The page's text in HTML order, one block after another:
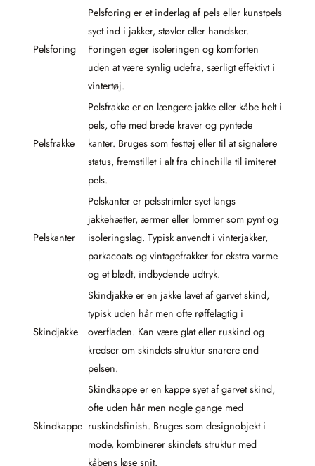
Pelsforing
Pelsforing er et inderlag af pels eller kunstpels
syet ind i jakker, støvler eller handsker.
Foringen øger isoleringen og komforten
uden at være synlig udefra, særligt effektivt i
vintertøj.
Pelsfrakke
Pelsfrakke er en længere jakke eller kåbe helt i
pels, ofte med brede kraver og pyntede
kanter. Bruges som festtøj eller til at signalere
status, fremstillet i alt fra chinchilla til imiteret
pels.
Pelskanter
Pelskanter er pelsstrimler syet langs
jakkehætter, ærmer eller lommer som pynt og
isoleringslag. Typisk anvendt i vinterjakker,
parkacoats og vintagefrakker for ekstra varme
og et blødt, indbydende udtryk.
Skindjakke
Skindjakke er en jakke lavet af garvet skind,
typisk uden hår men ofte røffelagtig i
overfladen. Kan være glat eller ruskind og
kredser om skindets struktur snarere end
pelsen.
Skindkappe
Skindkappe er en kappe syet af garvet skind,
ofte uden hår men nogle gange med
ruskindsfinish. Bruges som designobjekt i
mode, kombinerer skindets struktur med
kåbens løse snit.